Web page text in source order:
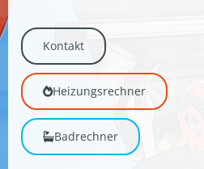
Kontakt
Heizungsrechner
Badrechner